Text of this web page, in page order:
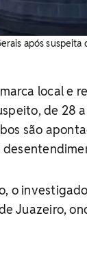
após
local e
de 28
são
o
Juazeiro,